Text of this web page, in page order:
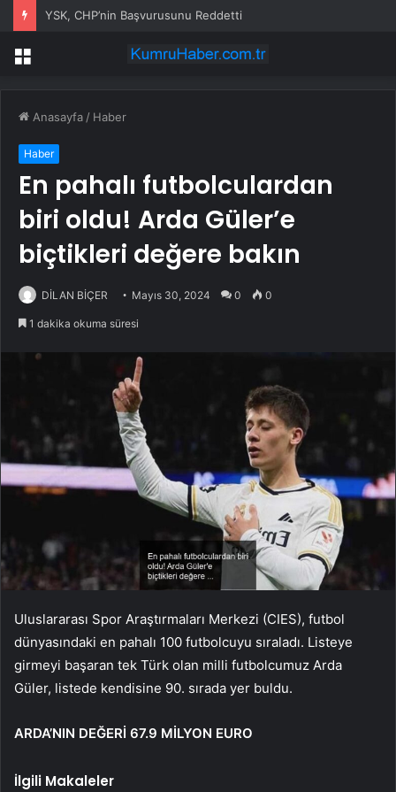
YSK, CHP’nin Başvurusunu Reddetti
Menü
Anasayfa / Haber
Haber
En pahalı futbolculardan
biri oldu! Arda Güler’e
biçtikleri değere bakın
DİLAN BİÇER Mayıs 30, 2024 0 0
1 dakika okuma süresi
Uluslararası Spor Araştırmaları Merkezi (CIES), futbol
dünyasındaki en pahalı 100 futbolcuyu sıraladı. Listeye
girmeyi başaran tek Türk olan milli futbolcumuz Arda
Güler, listede kendisine 90. sırada yer buldu.
ARDA’NIN DEĞERİ 67.9 MİLYON EURO
İlgili Makaleler